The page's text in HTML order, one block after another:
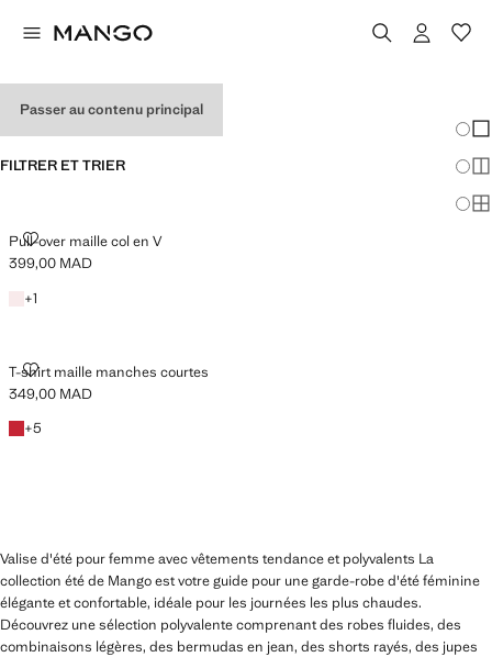
Passer au contenu principal
FILTRER ET TRIER
Pull-over maille col en V
PULL-OVER MAILLE COL EN V
Prix actuel [399,00 MAD ]
399,00 MAD
Rose clair
+1
+1 couleur
T-shirt maille manches courtes
T-SHIRT MAILLE MANCHES COURTES
Prix actuel [349,00 MAD ]
349,00 MAD
Rouge
+5
+5 couleurs
Valise d'été pour femme avec vêtements tendance et polyvalents La
collection été de Mango est votre guide pour une garde-robe d'été féminine
élégante et confortable, idéale pour les journées les plus chaudes.
Découvrez une sélection polyvalente comprenant des robes fluides, des
combinaisons légères, des bermudas en jean, des shorts rayés, des jupes